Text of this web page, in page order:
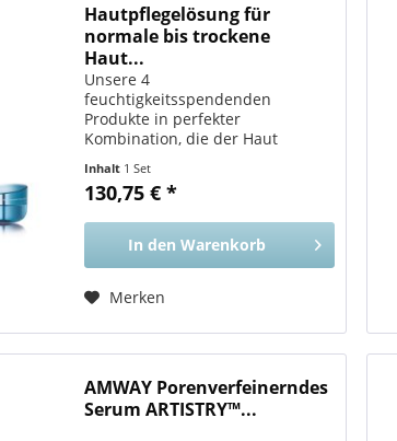
Hautpflegelösung für
normale bis trockene
Haut...
Unsere 4
feuchtigkeitsspendenden
Produkte in perfekter
Kombination, die der Haut
und sie weich, geschmeidig und
gesund aussehen lassen – zu
für Sie Sorgt für ein...
Inhalt 1 Set
130,75 € *
In den Warenkorb
Merken
AMWAY Porenverfeinerndes
Serum ARTISTRY™...